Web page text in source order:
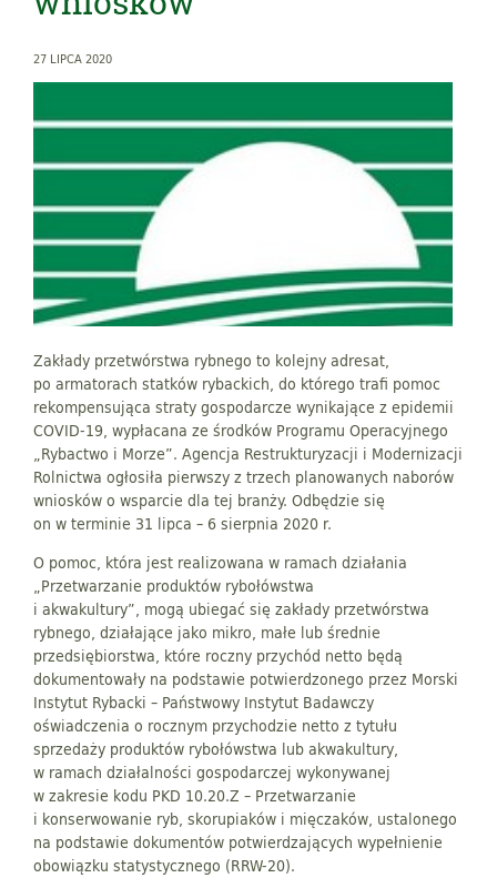
27 LIPCA 2020
Zakłady przetwórstwa rybnego to kolejny adresat,
po armatorach statków rybackich, do którego trafi pomoc
rekompensująca straty gospodarcze wynikające z epidemii
COVID-19, wypłacana ze środków Programu Operacyjnego
„Rybactwo i Morze”. Agencja Restrukturyzacji i Modernizacji
Rolnictwa ogłosiła pierwszy z trzech planowanych naborów
wniosków o wsparcie dla tej branży. Odbędzie się
on w terminie 31 lipca – 6 sierpnia 2020 r.
O pomoc, która jest realizowana w ramach działania
„Przetwarzanie produktów rybołówstwa
i akwakultury”, mogą ubiegać się zakłady przetwórstwa
rybnego, działające jako mikro, małe lub średnie
przedsiębiorstwa, które roczny przychód netto będą
dokumentowały na podstawie potwierdzonego przez Morski
Instytut Rybacki – Państwowy Instytut Badawczy
oświadczenia o rocznym przychodzie netto z tytułu
sprzedaży produktów rybołówstwa lub akwakultury,
w ramach działalności gospodarczej wykonywanej
w zakresie kodu PKD 10.20.Z – Przetwarzanie
i konserwowanie ryb, skorupiaków i mięczaków, ustalonego
na podstawie dokumentów potwierdzających wypełnienie
obowiązku statystycznego (RRW-20).